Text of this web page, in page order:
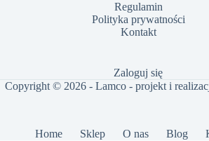
Regulamin
Polityka prywatności
Kontakt
Zaloguj się
Copyright © 2026 - Lamco - projekt i
Home Sklep O nas Blog